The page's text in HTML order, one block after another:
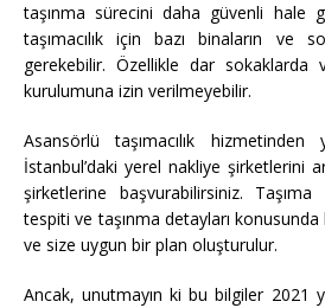
taşınma sürecini daha güvenli hale
taşımacılık için bazı binaların ve
gerekebilir. Özellikle dar sokaklarda
kurulumuna izin verilmeyebilir.
Asansörlü taşımacılık hizmetinden
İstanbul’daki yerel nakliye şirketlerini
şirketlerine başvurabilirsiniz. Taşıma
tespiti ve taşınma detayları konusunda
ve size uygun bir plan oluşturulur.
Ancak, unutmayın ki bu bilgiler 2021